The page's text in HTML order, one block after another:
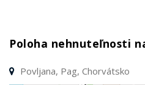
Poloha nehnuteľnosti
Povljana, Pag, Chorvátsko